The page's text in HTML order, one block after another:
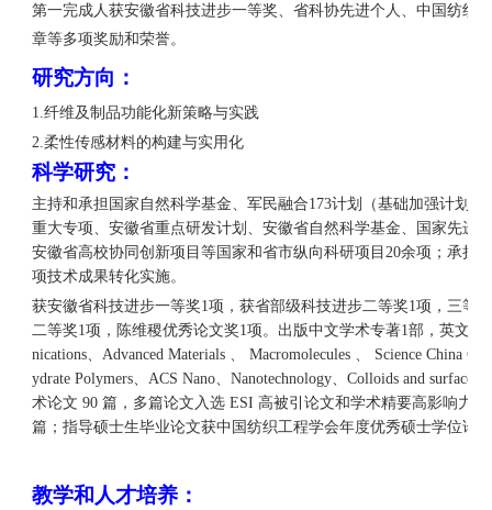
第一完成人获安徽省科技进步一等奖、省科协先进个人、中国纺织
章等多项奖励和荣誉。
研究方向：
1.纤维及制品功能化新策略与实践
2.柔性传感材料的构建与实用化
科学研究：
主持和承担国家自然科学基金、军民融合173计划（基础加强计划技
重大专项、安徽省重点研发计划、安徽省自然科学基金、国家先进
安徽省高校协同创新项目等国家和省市纵向科研项目 20余项；承担
项技术成果转化实施。
获安徽省科技进步一等奖1项，获省部级科技进步二等奖1项，三等
二等奖1项，陈维稷优秀论文奖1项。出版中文学术专著1部，英文学
nications、Advanced Materials 、 Macromolecules 、 Science China
ydrate Polymers、ACS Nano、Nanotechnology、Colloids and
术论文 90 篇，多篇论文入选 ESI 高被引论文和学术精要高影响力
篇；指导硕士生毕业论文获中国纺织工程学会年度优秀硕士学位论
教学和人才培养：